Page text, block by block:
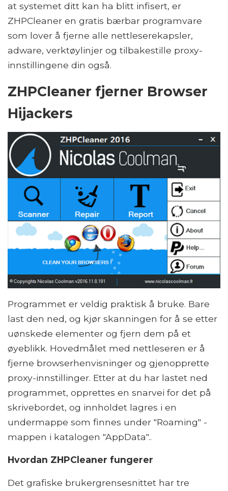
at systemet ditt kan ha blitt infisert, er
ZHPCleaner en gratis bærbar programvare
som lover å fjerne alle nettleserekapsler,
adware, verktøylinjer og tilbakestille proxy-
innstillingene din også.
ZHPCleaner fjerner Browser
Hijackers
Programmet er veldig praktisk å bruke. Bare
last den ned, og kjør skanningen for å se etter
uønskede elementer og fjern dem på et
øyeblikk. Hovedmålet med nettleseren er å
fjerne browserhenvisninger og gjenopprette
proxy-innstillinger. Etter at du har lastet ned
programmet, opprettes en snarvei for det på
skrivebordet, og innholdet lagres i en
undermappe som finnes under "Roaming" -
mappen i katalogen "AppData"..
Hvordan ZHPCleaner fungerer
Det grafiske brukergrensesnittet har tre